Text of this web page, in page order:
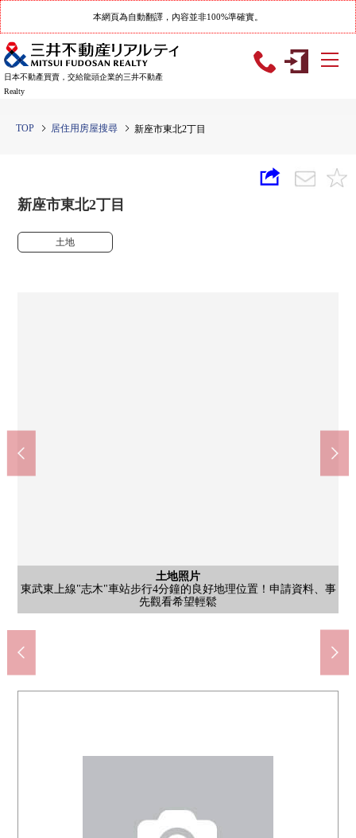
本網頁為自動翻譯，內容並非100%準確實。
日本不動產買賣，交給龍頭企業的三井不動產
Realty
TOP 居住用房屋搜尋 新座市東北2丁目
新座市東北2丁目
土地
土地照片
東武東上線"志木"車站步行4分鐘的良好地理位置！申請資料、事
先觀看希望輕鬆
土地照片
土地面積404.45平方公尺(約122.34坪)※ 有建築條件，并且沒有。
含有前面道路的外觀
前面東南道路幅員約6m
志木站東口(約290m)
步行4分鐘。在東武東上線的快車停靠車站，是對都心的交通便捷
的車站。近年來有樂町線，副都心線，東急東橫線等的互相交錯
增加，交通方便性提高了。
新座市立東北小學(約800m)
新座市立第2中學(約1640m)
步行19分鐘。
TAIRAYA志木商店(約290m)
7-Eleven志木站南口店(約50m)
24小時營業的便利店在步行範圍以內為也能隨便順路去通勤、上
學的話便利。
新座中央路診療所(約280m)
新座志木中央綜合醫院(約480m)
新座市的綜合醫院
志木站前郵局(約230m)
步行6分鐘。
富士冢公園(約150m)